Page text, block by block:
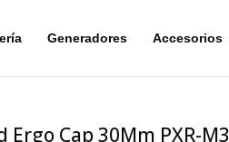
Generadores Accesorios
Ergo Cap 30Mm PXR-M3